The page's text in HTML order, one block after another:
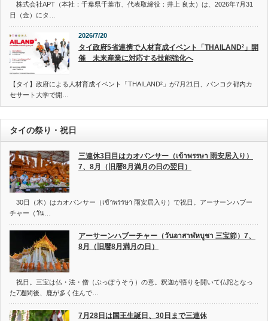
株式会社APT（本社：千葉県千葉市、代表取締役：井上 良太）は、2026年7月31
日（金）にタ…
2026/7/20
タイ政府5省連携で人材育成イベント「THAILAND²」開
催 未来産業に対応する技能強化へ
【タイ】政府による人材育成イベント「THAILAND²」が7月21日、バンコク都内カ
セサート大学で開…
タイの祭り・祝日
三連休3日目はカオパンサー（เข้าพรรษา 雨安居入り）
7、8月（旧暦8月満月の日の翌日）
30日（木）はカオパンサー（เข้าพรรษา 雨安居入り）で祝日。アーサーンハブー
チャー（วัน…
アーサーンハブーチャー（วันอาสาฬหบูชา 三宝節）7、
8月（旧暦8月満月の日）
祝日。三宝は仏・法・僧（ぶっぽうそう）の意。釈迦が悟りを開いて仏陀となっ
た7週間後、鹿が多く住んで…
7月28日は国王生誕日、30日まで三連休